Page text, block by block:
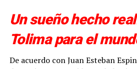
Un sueño hecho
Tolima para el
De acuerdo con Juan Esteban